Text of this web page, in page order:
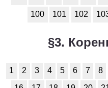
2 3 5
100
101 102
§3.
1 2 3 4 5 6 7 8